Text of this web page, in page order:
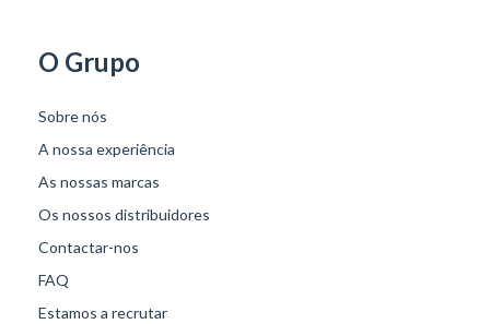
O Grupo
Sobre nós
A nossa experiência
As nossas marcas
Os nossos distribuidores
Contactar-nos
FAQ
Estamos a recrutar